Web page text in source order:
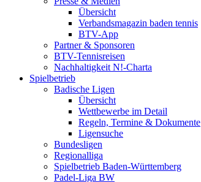
Übersicht
Verbandsmagazin baden tennis
BTV-App
Partner & Sponsoren
BTV-Tennisreisen
Nachhaltigkeit N!-Charta
Spielbetrieb
Badische Ligen
Übersicht
Wettbewerbe im Detail
Regeln, Termine & Dokumente
Ligensuche
Bundesligen
Regionalliga
Spielbetrieb Baden-Württemberg
Padel-Liga BW